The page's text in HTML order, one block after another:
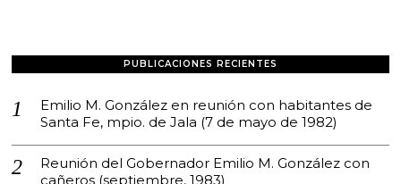
PUBLICACIONES RECIENTES
Emilio M. González en reunión con habitantes de
Santa Fe, mpio. de Jala (7 de mayo de 1982)
Reunión del Gobernador Emilio M. González con
cañeros (septiembre, 1983)